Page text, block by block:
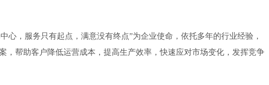
，服务只有起点，满意没有终点”为企业使命，依托多年的行业经验，
帮助客户降低运营成本，提高生产效率，快速应对市场变化，发挥竞争